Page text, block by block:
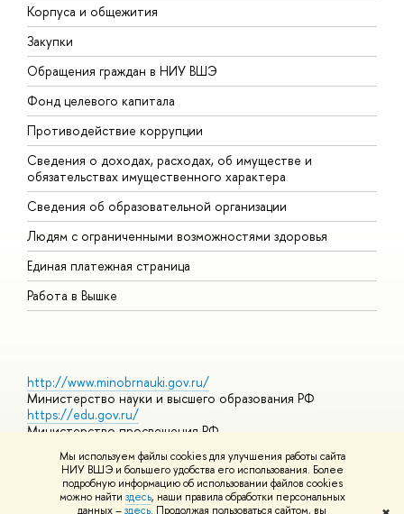
Мы используем файлы cookies для улучшения работы сайта
НИУ ВШЭ и большего удобства его использования. Более
подробную информацию об использовании файлов cookies
можно найти здесь, наши правила обработки персональных
данных –здесь. Продолжая пользоваться сайтом, вы
Корпуса и общежития
Закупки
Обращения граждан в НИУ ВШЭ
Фонд целевого капитала
Противодействие коррупции
Сведения о доходах, расходах, об имуществе и
обязательствах имущественного характера
Сведения об образовательной организации
Людям с ограниченными возможностями здоровья
Единая платежная страница
Работа в Вышке
http://www.minobrnauki.gov.ru/
Министерство науки и высшего образования РФ
https://edu.gov.ru/
Министерство просвещения РФ
https://elearning.hse.ru/mooc
Массовые открытые онлайн-курсы